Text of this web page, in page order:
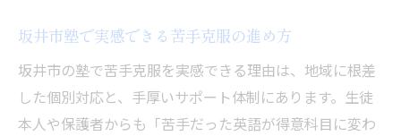
坂井市塾で実感できる苦手克服の進め方
坂井市の塾で苦手克服を実感できる理由は、地域に根差
した個別対応と、手厚いサポート体制にあります。生徒
本人や保護者からも「苦手だった英語が得意科目に変わ